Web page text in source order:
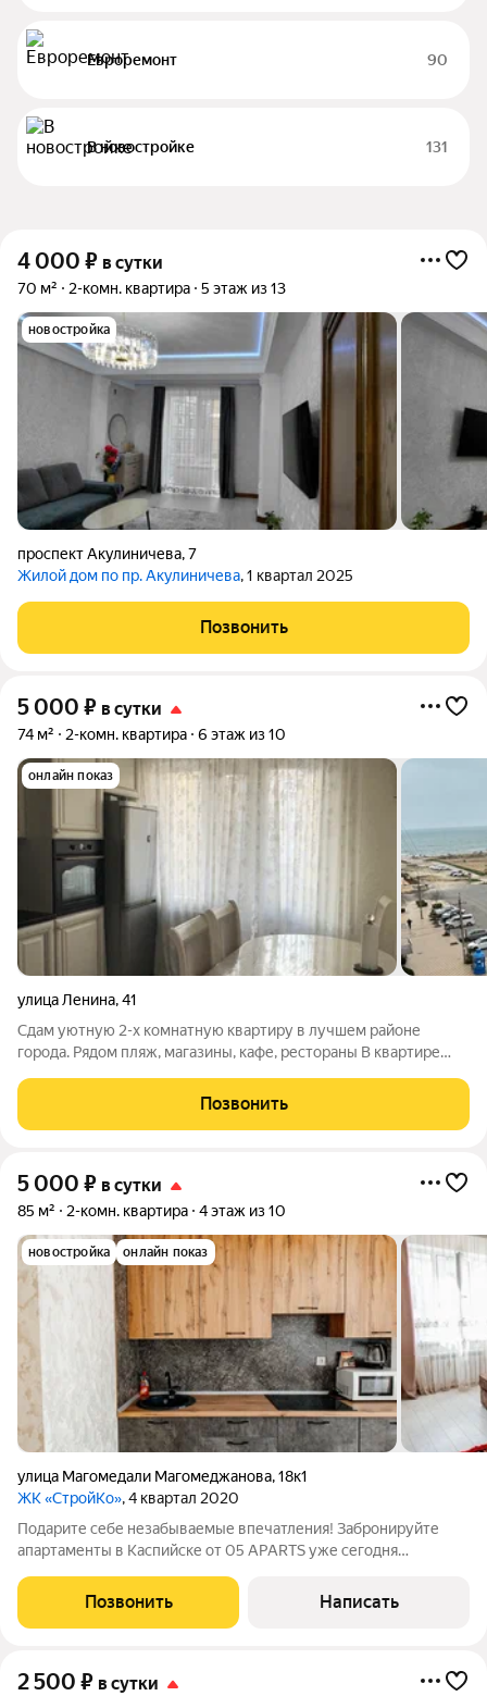
Евроремонт 90
В новостройке 131
4 000 ₽ в сутки
70 м² 2-комн. квартира 5 этаж из 13
новостройка
проспект Акулиничева,7
Жилой дом по пр. Акулиничева, 1 квартал 2025
Позвонить
5 000 ₽ в сутки
74 м² 2-комн. квартира 6 этаж из 10
онлайн показ
улица Ленина,41
Сдам уютную 2-х комнатную квартиру в лучшем районе
города. Рядом пляж, магазины, кафе, рестораны В квартире
белье, полотенца, посуда, средства гигиены Двуспальная
кровать и три раскладных дивана
Позвонить
5 000 ₽ в сутки
85 м² 2-комн. квартира 4 этаж из 10
новостройка онлайн показ
улица Магомедали Магомеджановa,18к1
ЖК «СтройКо», 4 квартал 2020
Подарите себе незабываемые впечатления! Забронируйте
апартаменты в Каспийске от 05 APARTS уже сегодня
незабываемый отдых в 15 минутах от моря! Воспользуйтесь
нашим особым предложением:
Позвонить Написать
2 500 ₽ в сутки